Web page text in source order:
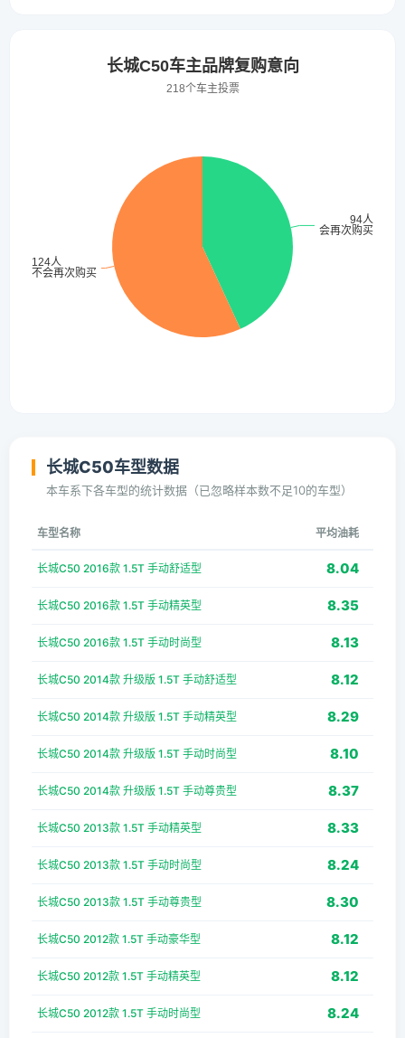
长城C50车型数据
本车系下各车型的统计数据（已忽略样本数不足10的车型）
车型名称 平均油耗
长城C50 2016款 1.5T 手动舒适型 8.04
长城C50 2016款 1.5T 手动精英型 8.35
长城C50 2016款 1.5T 手动时尚型 8.13
长城C50 2014款 升级版 1.5T 手动舒适型 8.12
长城C50 2014款 升级版 1.5T 手动精英型 8.29
长城C50 2014款 升级版 1.5T 手动时尚型 8.10
长城C50 2014款 升级版 1.5T 手动尊贵型 8.37
长城C50 2013款 1.5T 手动精英型 8.33
长城C50 2013款 1.5T 手动时尚型 8.24
长城C50 2013款 1.5T 手动尊贵型 8.30
长城C50 2012款 1.5T 手动豪华型 8.12
长城C50 2012款 1.5T 手动精英型 8.12
长城C50 2012款 1.5T 手动时尚型 8.24